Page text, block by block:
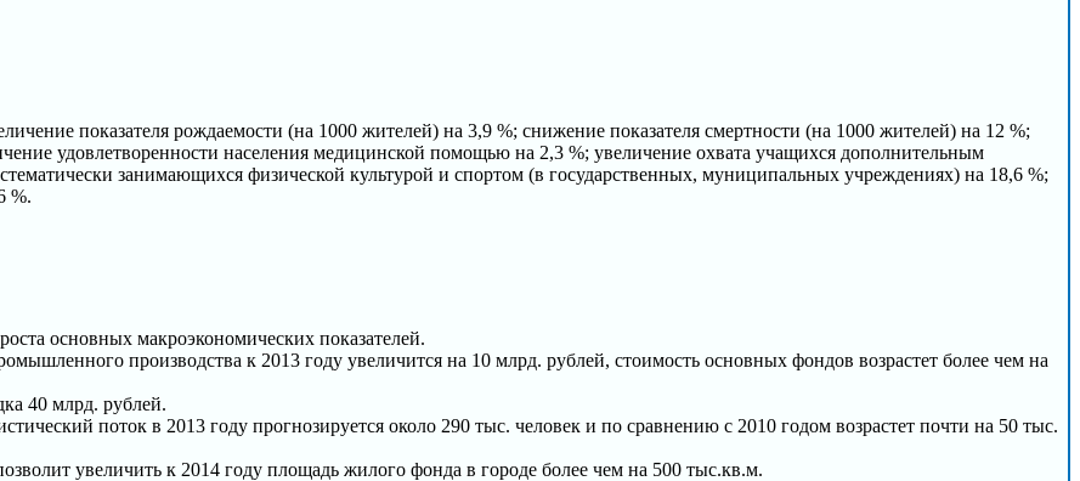
показателя рождаемости (на 1000 жителей) на 3,9 %; снижение показателя смертности (на 1000 жителей) на 12 %;
удовлетворенности населения медицинской помощью на 2,3 %; увеличение охвата учащихся дополнительным
занимающихся физической культурой и спортом (в государственных, муниципальных учреждениях) на 18,6 %;
%.
основных макроэкономических показателей.
производства к 2013 году увеличится на 10 млрд. рублей, стоимость основных фондов возрастет более чем на
40 млрд. рублей.
поток в 2013 году прогнозируется около 290 тыс. человек и по сравнению с 2010 годом возрастет почти на 50 тыс.
увеличить к 2014 году площадь жилого фонда в городе более чем на 500 тыс.кв.м.